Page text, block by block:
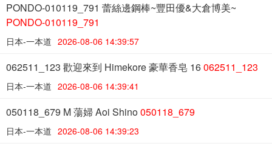
PONDO-010119_791 蕾絲邊鋼棒~豐田優&大倉博美~
PONDO-010119_791
日本-一本道 2026-08-06 14:39:57
062511_123 歡迎來到 Himekore 豪華香皂 16062511_123
日本-一本道 2026-08-06 14:39:41
050118_679 M 蕩婦 Aoi Shino050118_679
日本-一本道 2026-08-06 14:39:23